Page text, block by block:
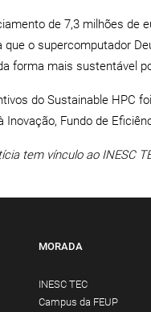
de 7,3 milhões de
o supercomputador
forma mais sustentável
do Sustainable HPC
Inovação, Fundo de
tem vínculo ao INESC
MORADA
INESC TEC
Campus da FEUP